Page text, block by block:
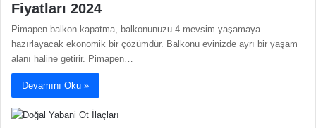
Fiyatları 2024
Pimapen balkon kapatma, balkonunuzu 4 mevsim yaşamaya
hazırlayacak ekonomik bir çözümdür. Balkonu evinizde ayrı bir yaşam
alanı haline getirir. Pimapen…
Devamını Oku »